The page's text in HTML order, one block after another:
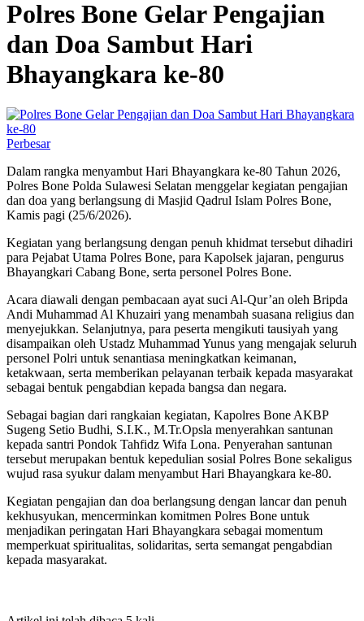
Polres Bone Gelar Pengajian
dan Doa Sambut Hari
Bhayangkara ke-80
Perbesar
Dalam rangka menyambut Hari Bhayangkara ke-80 Tahun 2026,
Polres Bone Polda Sulawesi Selatan menggelar kegiatan pengajian
dan doa yang berlangsung di Masjid Qadrul Islam Polres Bone,
Kamis pagi (25/6/2026).
Kegiatan yang berlangsung dengan penuh khidmat tersebut dihadiri
para Pejabat Utama Polres Bone, para Kapolsek jajaran, pengurus
Bhayangkari Cabang Bone, serta personel Polres Bone.
Acara diawali dengan pembacaan ayat suci Al-Qur’an oleh Bripda
Andi Muhammad Al Khuzairi yang menambah suasana religius dan
menyejukkan. Selanjutnya, para peserta mengikuti tausiyah yang
disampaikan oleh Ustadz Muhammad Yunus yang mengajak seluruh
personel Polri untuk senantiasa meningkatkan keimanan,
ketakwaan, serta memberikan pelayanan terbaik kepada masyarakat
sebagai bentuk pengabdian kepada bangsa dan negara.
Sebagai bagian dari rangkaian kegiatan, Kapolres Bone AKBP
Sugeng Setio Budhi, S.I.K., M.Tr.Opsla menyerahkan santunan
kepada santri Pondok Tahfidz Wifa Lona. Penyerahan santunan
tersebut merupakan bentuk kepedulian sosial Polres Bone sekaligus
wujud rasa syukur dalam menyambut Hari Bhayangkara ke-80.
Kegiatan pengajian dan doa berlangsung dengan lancar dan penuh
kekhusyukan, mencerminkan komitmen Polres Bone untuk
menjadikan peringatan Hari Bhayangkara sebagai momentum
memperkuat spiritualitas, solidaritas, serta semangat pengabdian
kepada masyarakat.